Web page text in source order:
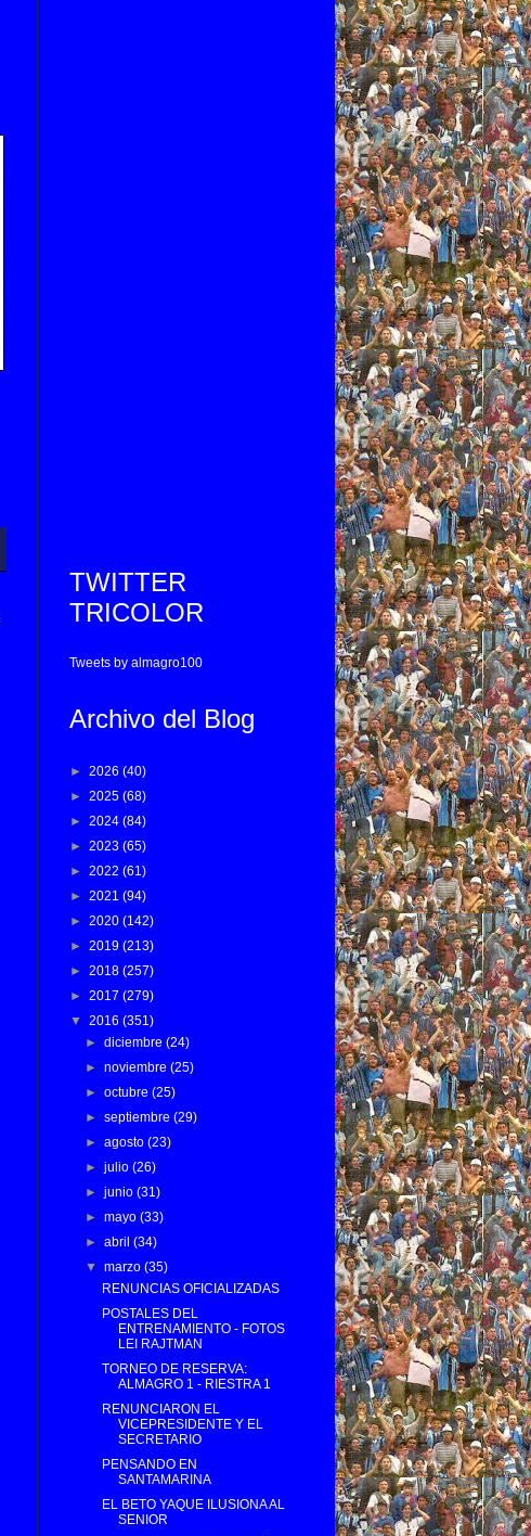
TWITTER
TRICOLOR
Tweets by almagro100
Archivo del Blog
► 2026 (40)
► 2025 (68)
► 2024 (84)
► 2023 (65)
► 2022 (61)
► 2021 (94)
► 2020 (142)
► 2019 (213)
► 2018 (257)
► 2017 (279)
▼ 2016 (351)
►diciembre(24)
►noviembre(25)
►octubre(25)
►septiembre(29)
►agosto(23)
►julio(26)
►junio(31)
►mayo(33)
►abril(34)
▼marzo(35)
RENUNCIAS OFICIALIZADAS
POSTALES DEL
ENTRENAMIENTO - FOTOS
LEI RAJTMAN
TORNEO DE RESERVA:
ALMAGRO 1 - RIESTRA 1
RENUNCIARON EL
VICEPRESIDENTE Y EL
SECRETARIO
PENSANDO EN
SANTAMARINA
EL BETO YAQUE ILUSIONA AL
SENIOR